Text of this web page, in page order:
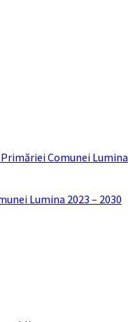
Comunei Lumina
Lumina 2023 – 2030